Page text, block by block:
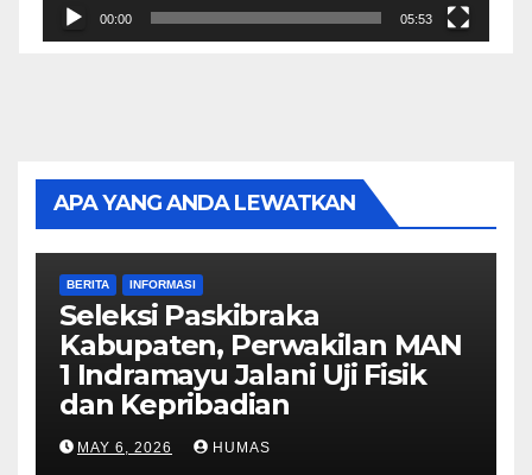
00:00 05:53
APA YANG ANDA LEWATKAN
BERITA INFORMASI
Seleksi Paskibraka
Kabupaten, Perwakilan MAN
1 Indramayu Jalani Uji Fisik
dan Kepribadian
MAY 6, 2026 HUMAS